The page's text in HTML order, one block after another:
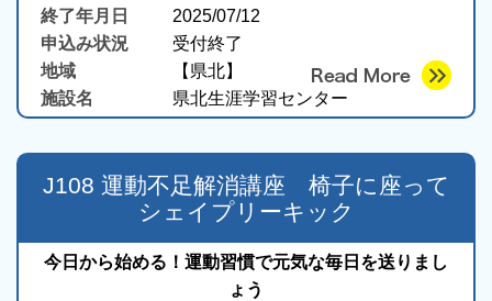
終了年月日
2025/07/12
申込み状況
受付終了
地域
【県北】
施設名
県北生涯学習センター
J108 運動不足解消講座 椅子に座って
シェイプリーキック
今日から始める！運動習慣で元気な毎日を送りまし
ょう